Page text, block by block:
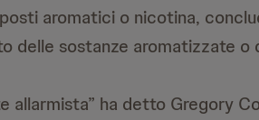
aromatici o nicotina,
delle sostanze aromatizzate o
allarmista” ha detto Gregory